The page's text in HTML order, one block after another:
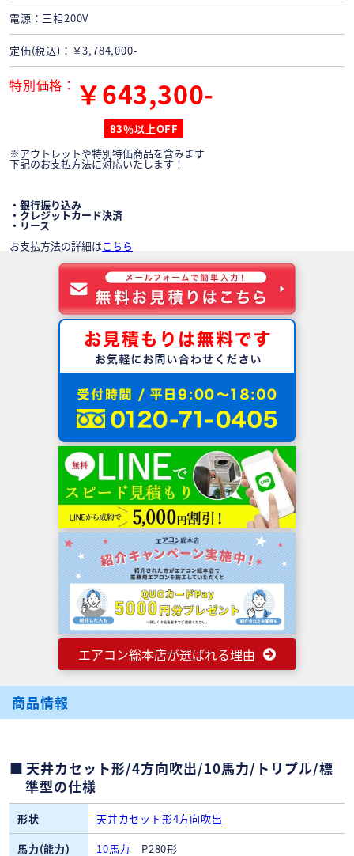
電源 三相200V
定価(税込) ￥3,784,000-
特別価格 ￥643,300-
83％以上OFF
※アウトレットや特別特価商品を含みます
下記のお支払方法に対応いたします！
・銀行振り込み
・クレジットカード決済
・リース
お支払方法の詳細はこちら
エアコン総本店が選ばれる理由
商品情報
天井カセット形/4方向吹出/10馬力/トリプル/標
準型の仕様
形状
天井カセット形4方向吹出
馬力(能力)
10馬力
P280形